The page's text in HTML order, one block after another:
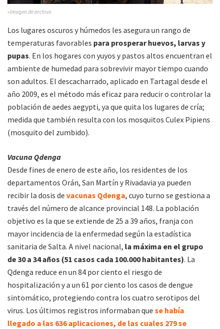
»Imagen de archivo
Los lugares oscuros y húmedos les asegura un rango de
temperaturas favorables para prosperar huevos, larvas y
pupas. En los hogares con yuyos y pastos altos encuentran el
ambiente de humedad para sobrevivir mayor tiempo cuando
son adultos. El descacharrado, aplicado en Tartagal desde el
año 2009, es el método más eficaz para reducir o controlar la
población de aedes aegypti, ya que quita los lugares de cría;
medida que también resulta con los mosquitos Culex Pipiens
(mosquito del zumbido).
Vacuna Qdenga
Desde fines de enero de este año, los residentes de los
departamentos Orán, San Martín y Rivadavia ya pueden
recibir la dosis de vacunas Qdenga, cuyo turno se gestiona a
través del número de alcance provincial 148. La población
objetivo es la que se extiende de 25 a 39 años, franja con
mayor incidencia de la enfermedad según la estadística
sanitaria de Salta. A nivel nacional, la máxima en el grupo
de 30 a 34 años (51 casos cada 100.000 habitantes). La
Qdenga reduce en un 84 por ciento el riesgo de
hospitalización y a un 61 por ciento los casos de dengue
sintomático, protegiendo contra los cuatro serotipos del
virus. Los últimos registros informaban que se había
llegado a las 636 aplicaciones, de las cuales 279 se